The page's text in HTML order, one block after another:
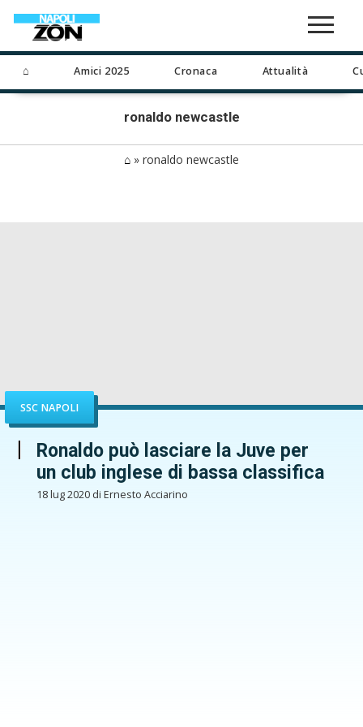
⌂ Amici 2025 Cronaca Attualità
ronaldo newcastle
⌂ » ronaldo newcastle
SSC NAPOLI
Ronaldo può lasciare la Juve per
un club inglese di bassa classifica
18 lug 2020 di Ernesto Acciarino